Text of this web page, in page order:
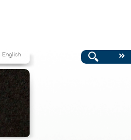
English